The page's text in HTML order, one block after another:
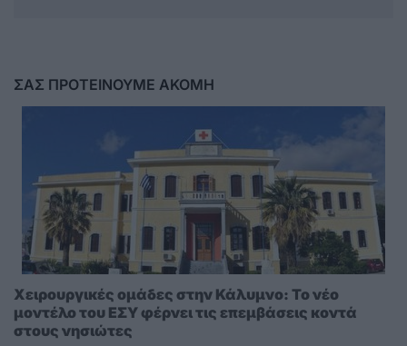
ΣΑΣ ΠΡΟΤΕΙΝΟΥΜΕ ΑΚΟΜΗ
Χειρουργικές ομάδες στην Κάλυμνο: Το νέο
μοντέλο του ΕΣΥ φέρνει τις επεμβάσεις κοντά
στους νησιώτες